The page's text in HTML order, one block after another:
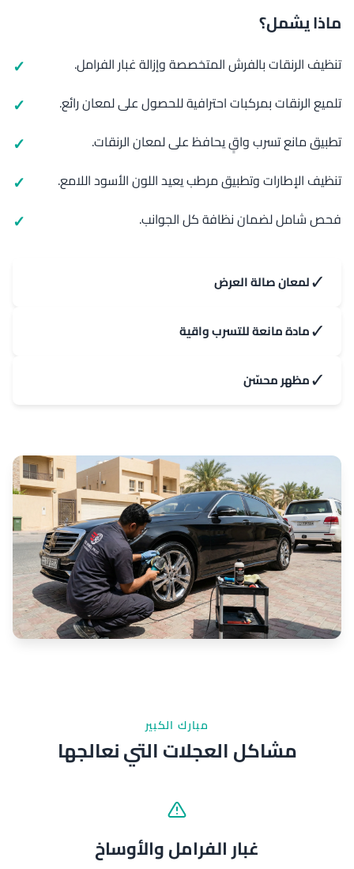
ماذا يشمل؟
تنظيف الرنقات بالفرش المتخصصة وإزالة غبار الفرامل.
تلميع الرنقات بمركبات احترافية للحصول على لمعان رائع.
تطبيق مانع تسرب واقٍ يحافظ على لمعان الرنقات.
تنظيف الإطارات وتطبيق مرطب يعيد اللون الأسود اللامع.
فحص شامل لضمان نظافة كل الجوانب.
✓لمعان صالة العرض
✓مادة مانعة للتسرب واقية
✓مظهر محسّن
مبارك الكبير
مشاكل العجلات التي نعالجها
غبار الفرامل والأوساخ